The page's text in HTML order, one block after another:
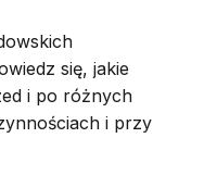
się, jakie
i po różnych
i przy